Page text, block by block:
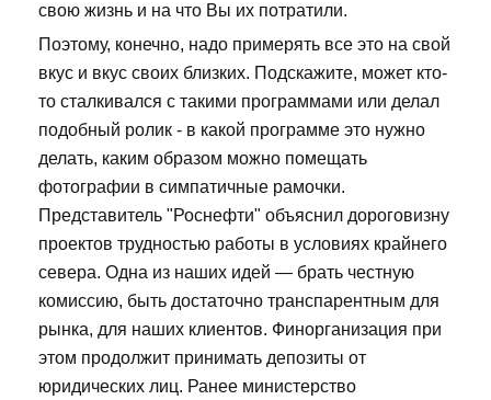
свою жизнь и на что Вы их потратили.
Поэтому, конечно, надо примерять все это на свой
вкус и вкус своих близких. Подскажите, может кто-
то сталкивался с такими программами или делал
подобный ролик - в какой программе это нужно
делать, каким образом можно помещать
фотографии в симпатичные рамочки.
Представитель "Роснефти" объяснил дороговизну
проектов трудностью работы в условиях крайнего
севера. Одна из наших идей — брать честную
комиссию, быть достаточно транспарентным для
рынка, для наших клиентов. Финорганизация при
этом продолжит принимать депозиты от
юридических лиц. Ранее министерство